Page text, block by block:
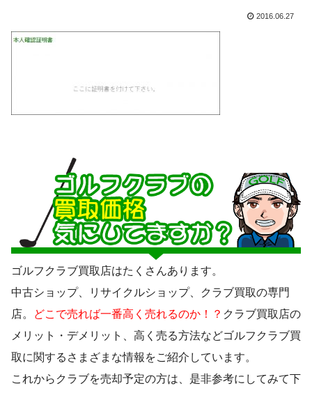
2016.06.27
ゴルフクラブ買取店はたくさんあります。
中古ショップ、リサイクルショップ、クラブ買取の専門
店。
どこで売れば一番高く売れるのか！？ クラブ買取店の
メリット・デメリット、高く売る方法などゴルフクラブ買
取に関するさまざまな情報をご紹介しています。
これからクラブを売却予定の方は、是非参考にしてみて下